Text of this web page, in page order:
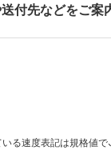
送付先などをご案
る速度表記は規格値で